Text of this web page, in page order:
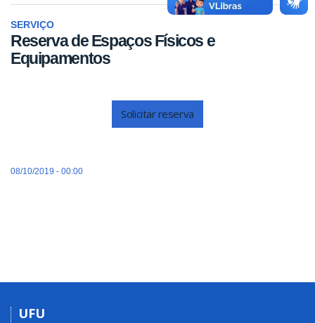
SERVIÇO
Reserva de Espaços Físicos e
Equipamentos
Solicitar reserva
08/10/2019 - 00:00
UFU